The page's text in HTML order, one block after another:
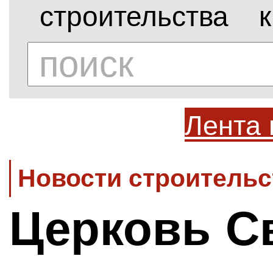
строительства
Лента
Новости
Церковь